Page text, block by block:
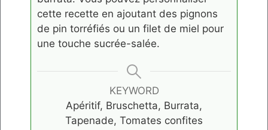
cette recette en ajoutant des pignons
de pin torréfiés ou un filet de miel pour
une touche sucrée-salée.
KEYWORD
Apéritif, Bruschetta, Burrata,
Tapenade, Tomates confites